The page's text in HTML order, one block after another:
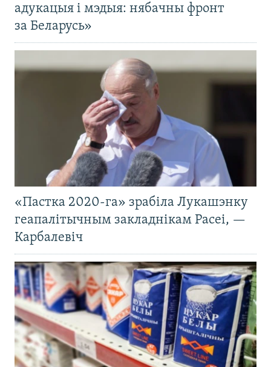
адукацыя і мэдыя: нябачны фронт
за Беларусь»
«Пастка 2020-га» зрабіла Лукашэнку
геапалітычным закладнікам Расеі, —
Карбалевіч